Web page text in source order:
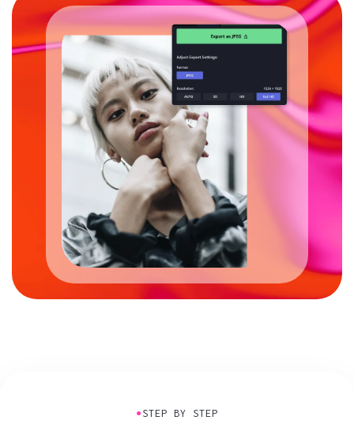
●STEP BY STEP